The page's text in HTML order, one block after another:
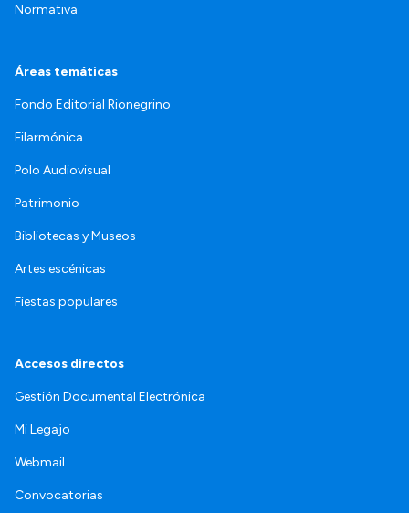
Normativa
Áreas temáticas
Fondo Editorial Rionegrino
Filarmónica
Polo Audiovisual
Patrimonio
Bibliotecas y Museos
Artes escénicas
Fiestas populares
Accesos directos
Gestión Documental Electrónica
Mi Legajo
Webmail
Convocatorias